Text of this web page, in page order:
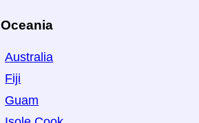
Oceania
Australia
Fiji
Guam